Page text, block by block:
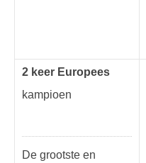
2 keer Europees
kampioen
De grootste en